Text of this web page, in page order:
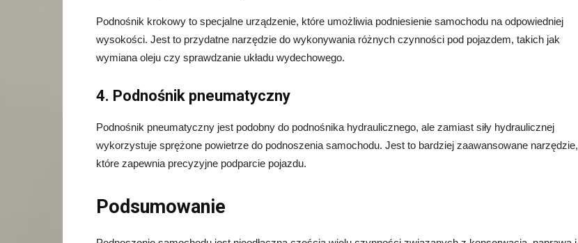
Podnośnik krokowy to specjalne urządzenie, które umożliwia podniesienie samochodu na odpowiedniej
wysokości. Jest to przydatne narzędzie do wykonywania różnych czynności pod pojazdem, takich jak
wymiana oleju czy sprawdzanie układu wydechowego.
4. Podnośnik pneumatyczny
Podnośnik pneumatyczny jest podobny do podnośnika hydraulicznego, ale zamiast siły hydraulicznej
wykorzystuje sprężone powietrze do podnoszenia samochodu. Jest to bardziej zaawansowane narzędzie,
które zapewnia precyzyjne podparcie pojazdu.
Podsumowanie